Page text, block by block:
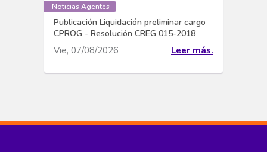
Noticias Agentes
Publicación Liquidación preliminar cargo
CPROG - Resolución CREG 015-2018
Vie, 07/08/2026 Leer más.